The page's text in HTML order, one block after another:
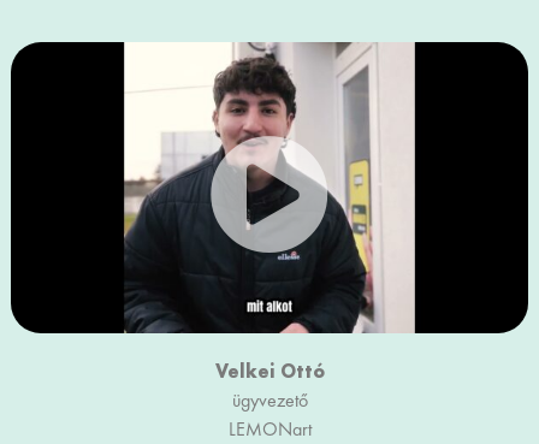
Velkei Ottó
ügyvezető
LEMONart